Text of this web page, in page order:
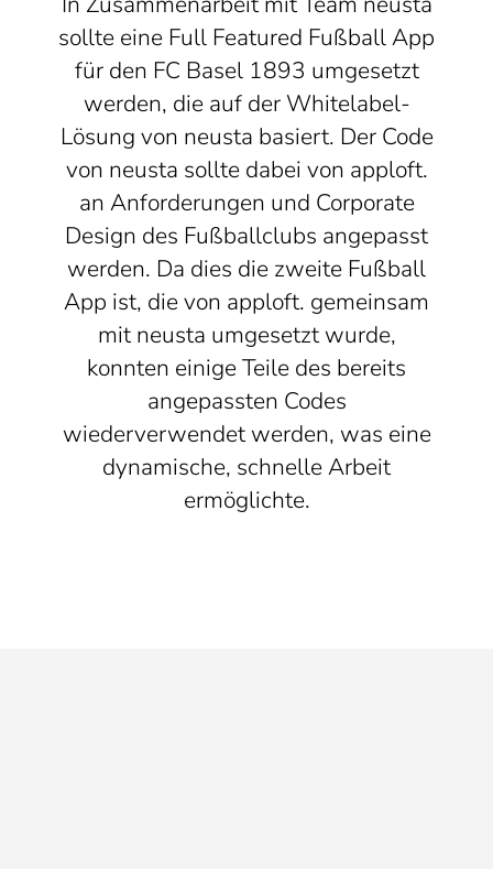
sollte eine Full Featured Fußball App
für den FC Basel 1893 umgesetzt
werden, die auf der Whitelabel-
Lösung von neusta basiert. Der Code
von neusta sollte dabei von apploft.
an Anforderungen und Corporate
Design des Fußballclubs angepasst
werden. Da dies die zweite Fußball
App ist, die von apploft. gemeinsam
mit neusta umgesetzt wurde,
konnten einige Teile des bereits
angepassten Codes
wiederverwendet werden, was eine
dynamische, schnelle Arbeit
ermöglichte.